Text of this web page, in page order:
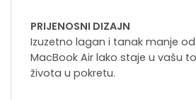
PRIJENOSNI DIZAJN
Izuzetno lagan i tanak manje
MacBook Air lako staje u vašu
života u pokretu.